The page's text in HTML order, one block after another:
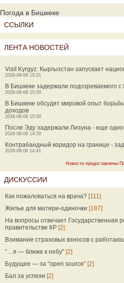
Погода в Бишкеке
ССЫЛКИ
ЛЕНТА НОВОСТЕЙ
Visit Kyrgyz: Кыргызстан запускает
2026-08-06 15:21
В Бишкеке задержали подозреваемого с
2026-08-06 15:00
В Бишкеке обсудят мировой опыт
доходов
2026-08-06 15:00
После Эду задержали Лизуна - еще
2026-08-06 14:50
Контрабандный коридор на границе -
2026-08-06 14:41
Новости предоставлены
ДИСКУССИИ
Как пожаловаться на врача? [111]
Жилье для матери-одиночки [187]
На вопросы отвечает Государственная
правительстве КР [2]
Взимание страховых взносов с
“…я — ближе к небу” [2]
Будущее — за “open source” [2]
Бал за успехи [2]